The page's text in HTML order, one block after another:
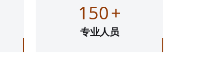
150+
专业人员